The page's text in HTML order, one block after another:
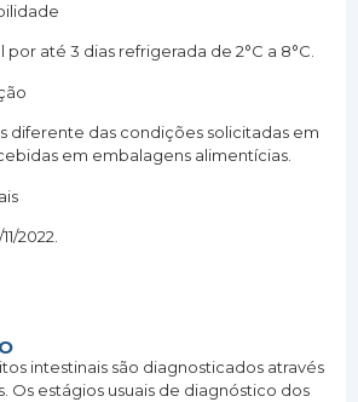
por até 3 dias refrigerada de 2°C a 8°C.
diferente das condições solicitadas em
em embalagens alimentícias.
2022.
intestinais são diagnosticados através
Os estágios usuais de diagnóstico dos